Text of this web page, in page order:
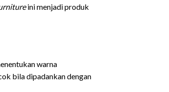
ini menjadi produk
warna
bila dipadankan dengan